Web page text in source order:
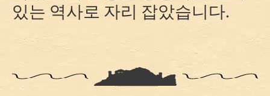
있는 역사로 자리 잡았습니다.